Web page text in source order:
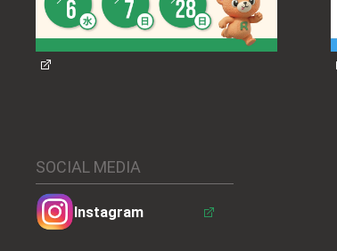
SOCIAL MEDIA
Instagram